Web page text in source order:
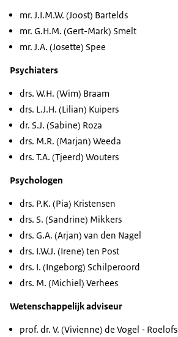
mr. J.I.M.W. (Joost) Bartelds
mr. G.H.M. (Gert-Mark) Smelt
mr. J.A. (Josette) Spee
Psychiaters
drs. W.H. (Wim) Braam
drs. L.J.H. (Lilian) Kuipers
dr. S.J. (Sabine) Roza
drs. M.R. (Marjan) Weeda
drs. T.A. (Tjeerd) Wouters
Psychologen
drs. P.K. (Pia) Kristensen
drs. S. (Sandrine) Mikkers
drs. G.A. (Arjan) van den Nagel
drs. I.W.J. (Irene) ten Post
drs. I. (Ingeborg) Schilperoord
drs. M. (Michiel) Verhees
Wetenschappelijk adviseur
prof. dr. V. (Vivienne) de Vogel - Roelofs